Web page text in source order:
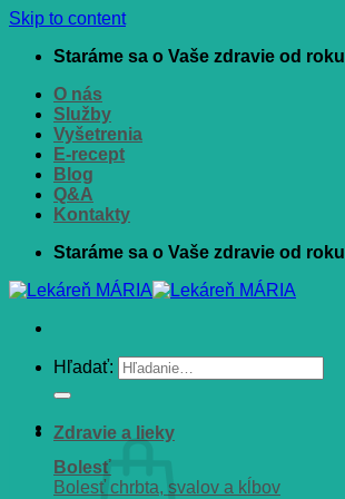
Skip to content
Staráme sa o Vaše zdravie od
O nás
Služby
Vyšetrenia
E-recept
Blog
Q&A
Kontakty
Staráme sa o Vaše zdravie od
Hľadať:
Zdravie a lieky
Bolesť
Bolesť chrbta, svalov a kĺbov